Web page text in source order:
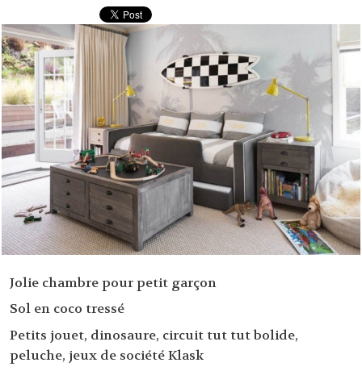
Jolie chambre pour petit garçon
Sol en coco tressé
Petits jouet, dinosaure, circuit tut tut bolide,
peluche, jeux de société Klask